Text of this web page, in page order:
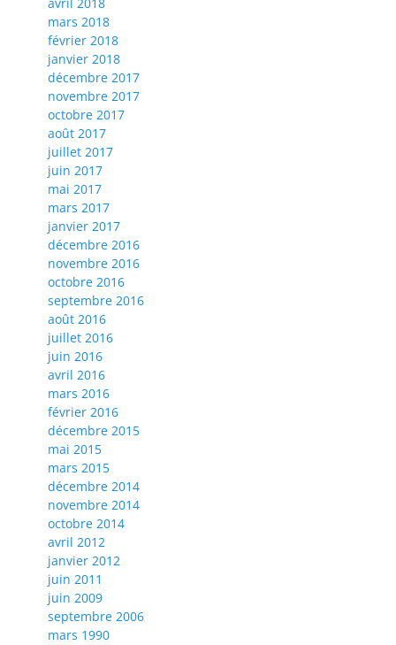
mars 2018
février 2018
janvier 2018
décembre 2017
novembre 2017
octobre 2017
août 2017
juillet 2017
juin 2017
mai 2017
mars 2017
janvier 2017
décembre 2016
novembre 2016
octobre 2016
septembre 2016
août 2016
juillet 2016
juin 2016
avril 2016
mars 2016
février 2016
décembre 2015
mai 2015
mars 2015
décembre 2014
novembre 2014
octobre 2014
avril 2012
janvier 2012
juin 2011
juin 2009
septembre 2006
mars 1990